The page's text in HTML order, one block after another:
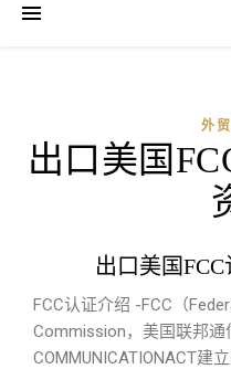
外
出口美国
出口美国
FCC认证介绍 -FCC（
Commission，美国联邦通
COMMUNICATIONACT建